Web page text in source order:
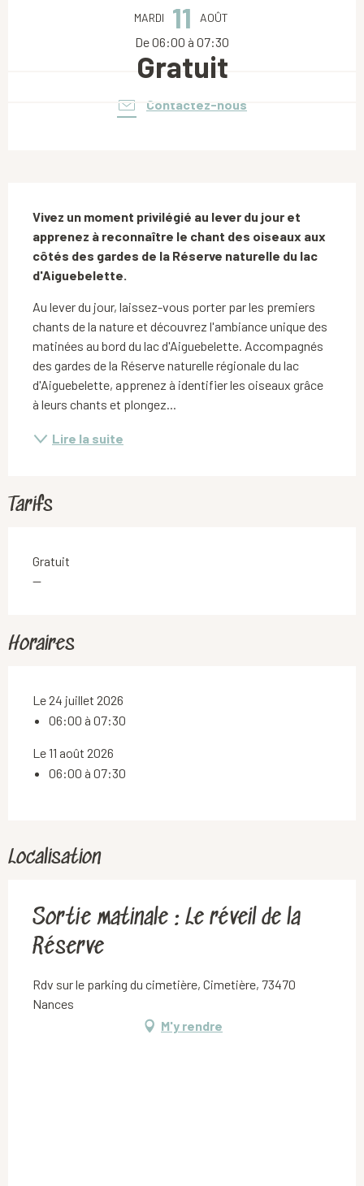
MARDI 11 AOÛT
De 06:00 à 07:30
Gratuit
Contactez-nous
Vivez un moment privilégié au lever du jour et
apprenez à reconnaître le chant des oiseaux aux
côtés des gardes de la Réserve naturelle du lac
d'Aiguebelette.
Au lever du jour, laissez-vous porter par les premiers
chants de la nature et découvrez l'ambiance unique des
matinées au bord du lac d'Aiguebelette. Accompagnés
des gardes de la Réserve naturelle régionale du lac
d'Aiguebelette, apprenez à identifier les oiseaux grâce
à leurs chants et plongez...
Lire la suite
Tarifs
Gratuit
—
Horaires
Le 24 juillet 2026
06:00 à 07:30
Le 11 août 2026
06:00 à 07:30
Localisation
Sortie matinale : Le réveil de la
Réserve
Rdv sur le parking du cimetière, Cimetière, 73470
Nances
M'y rendre